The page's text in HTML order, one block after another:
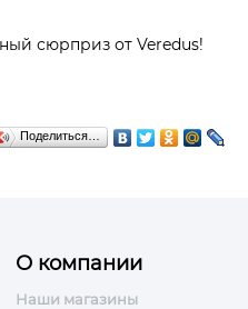
сюрприз от Veredus!
Поделиться…
О компании
Наши магазины